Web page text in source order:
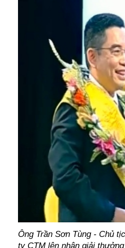
Ông Trần Sơn Tùng - Chủ
ty CTM lên nhận giải